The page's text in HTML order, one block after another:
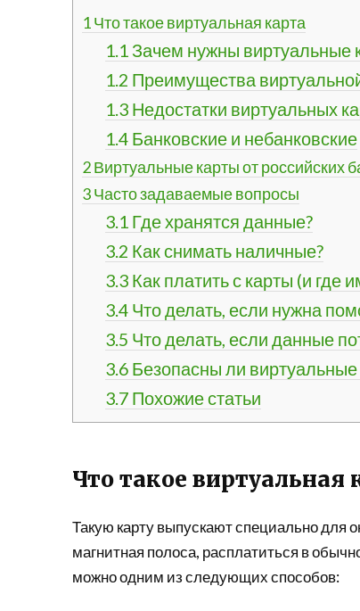
1Что такое виртуальная карта
1.1 Зачем нужны виртуальные
1.2 Преимущества
1.3 Недостатки виртуальных
1.4 Банковские и небанковские
2Виртуальные карты от российских
3Часто задаваемые вопросы
3.1 Где хранятся данные?
3.2 Как снимать наличные?
3.3 Как платить с карты (и где
3.4 Что делать, если нужна
3.5 Что делать, если данные
3.6 Безопасны ли виртуальные
3.7 Похожие статьи
Что такое виртуальная
Такую карту выпускают специально для
магнитная полоса, расплатиться в
можно одним из следующих способов: